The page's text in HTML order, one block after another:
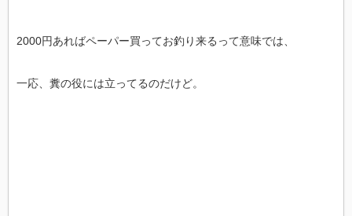
2000円あればペーパー買ってお釣り来るって意味では、
一応、糞の役には立ってるのだけど。